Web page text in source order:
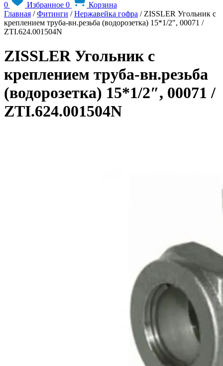
0 Избранное 0
Корзина
Главная /Фитинги /Нержавейка гофра / ZISSLER Угольник с
креплением труба-вн.резьба (водорозетка) 15*1/2″, 00071 /
ZTI.624.001504N
ZISSLER Угольник с
креплением труба-вн.резьба
(водорозетка) 15*1/2″, 00071 /
ZTI.624.001504N